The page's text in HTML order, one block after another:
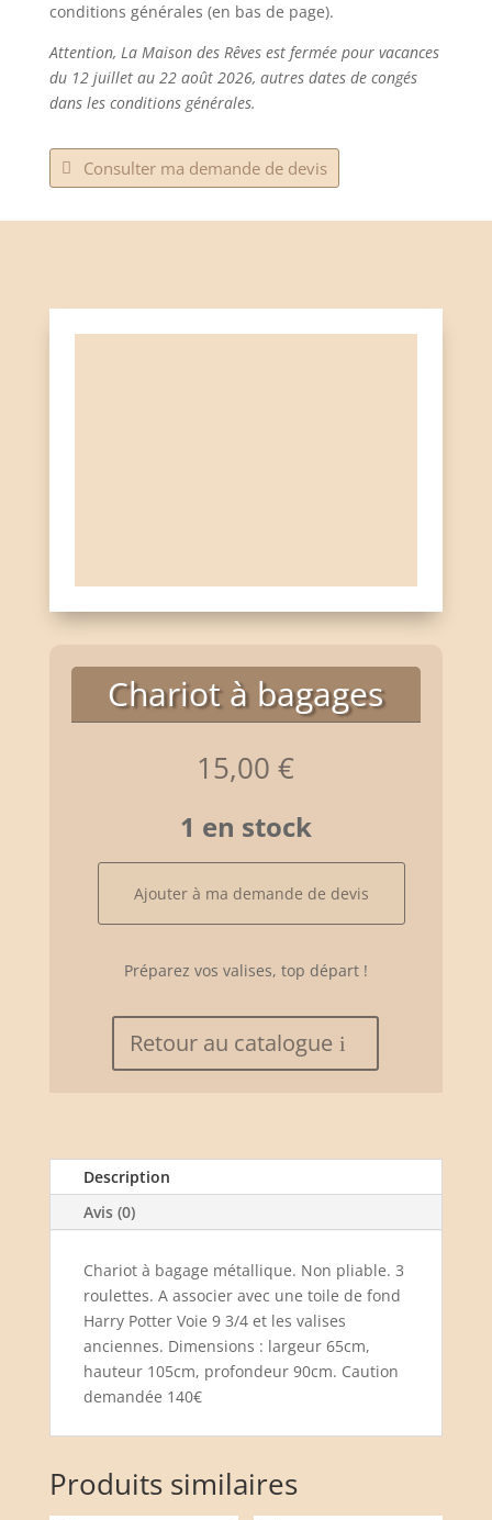
conditions générales (en bas de page).
Attention, La Maison des Rêves est fermée pour vacances
du 12 juillet au 22 août 2026, autres dates de congés
dans les conditions générales.
Consulter ma demande de devis
Chariot à bagages
15,00€
1 en stock
Ajouter à ma demande de devis
Préparez vos valises, top départ !
Retour au catalogue
Description
Avis (0)
Chariot à bagage métallique. Non pliable. 3
roulettes. A associer avec une toile de fond
Harry Potter Voie 9 3/4 et les valises
anciennes. Dimensions : largeur 65cm,
hauteur 105cm, profondeur 90cm. Caution
demandée 140€
Produits similaires